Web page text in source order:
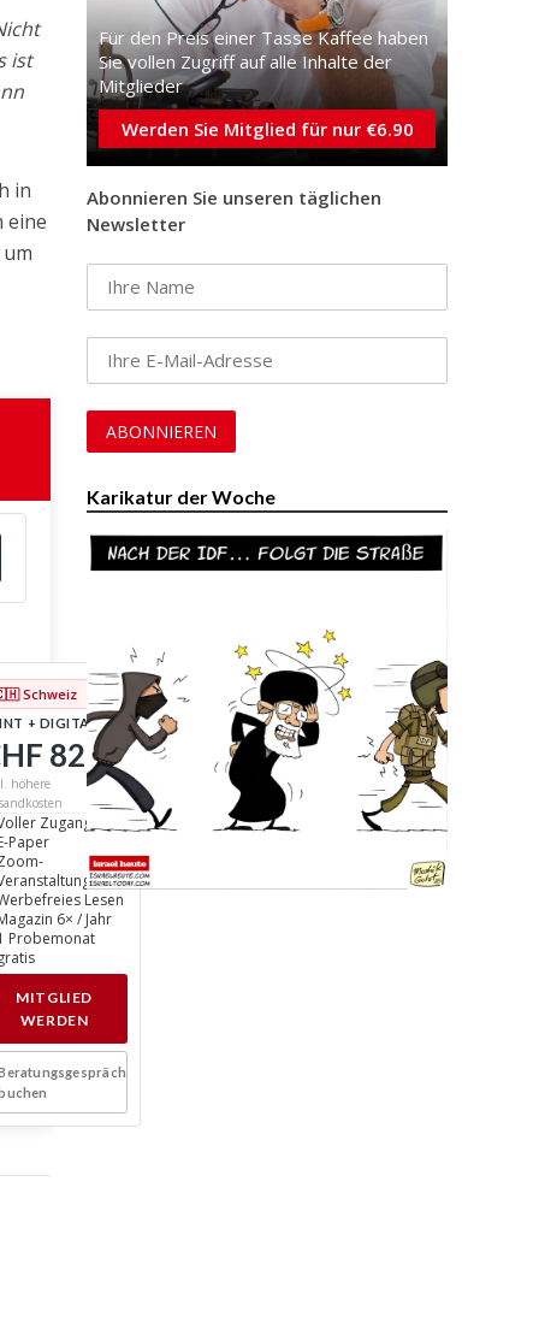
ist
in
eine
Schweiz
+ DIGITAL
82/ Jahr
höhere
Zugang
Paper
Lesen
6× / Jahr
Probemonat
MITGLIED
WERDEN
Für den Preis einer Tasse Kaffee haben
Sie vollen Zugriff auf alle Inhalte der
Mitglieder
Werden Sie Mitglied für nur €6.90
Abonnieren Sie unseren täglichen
Newsletter
Karikatur der Woche